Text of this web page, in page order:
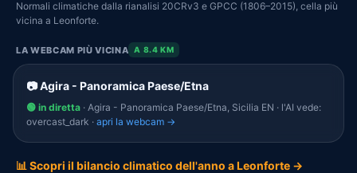
Normali climatiche dalla rianalisi 20CRv3 e GPCC (1806–2015), cella più
vicina a Leonforte.
LA WEBCAM PIÙ VICINA A 8.4 KM
📷 Agira - Panoramica Paese/Etna
🟢 in diretta · Agira - Panoramica Paese/Etna, Sicilia EN · l'AI vede:
overcast_dark · apri la webcam →
📊 Scopri il bilancio climatico dell'anno a Leonforte →